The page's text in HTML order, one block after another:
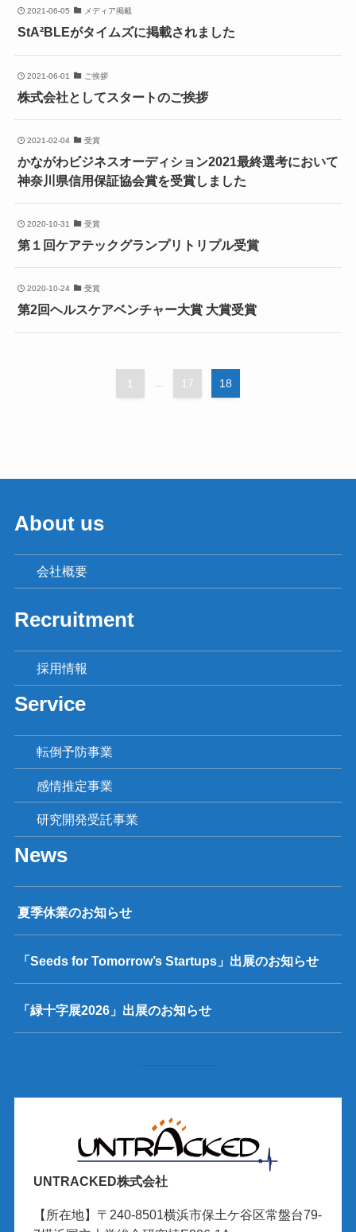
2021-06-05 メディア掲載
StA²BLEがタイムズに掲載されました
2021-06-01 ご挨拶
株式会社としてスタートのご挨拶
2021-02-04 受賞
かながわビジネスオーディション2021最終選考において
神奈川県信用保証協会賞を受賞しました
2020-10-31 受賞
第１回ケアテックグランプリトリプル受賞
2020-10-24 受賞
第2回ヘルスケアベンチャー大賞 大賞受賞
1 17 18
About us
会社概要
Recruitment
採用情報
Service
転倒予防事業
感情推定事業
研究開発受託事業
News
夏季休業のお知らせ
「Seeds for Tomorrow’s Startups」出展のお知らせ
「緑十字展2026」出展のお知らせ
UNTRACKED株式会社
【所在地】〒240-8501横浜市保土ケ谷区常盤台79-